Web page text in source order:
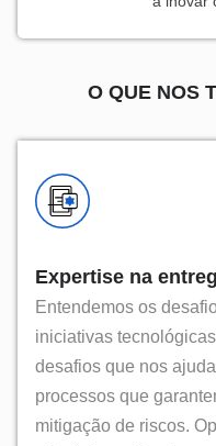
O QUE NOS
Expertise na
Entendemos os
iniciativas
desafios que nos
processos que
mitigação de riscos.